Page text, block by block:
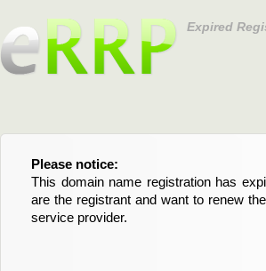
Expired
Please notice:
This domain name registration has
are the registrant and want to renew
service provider.
Bitte beachten Sie:
Diese Domainregistrierung ist
Domain stehen an. Wenn Sie der
verlängern möchten, kontaktieren Sie